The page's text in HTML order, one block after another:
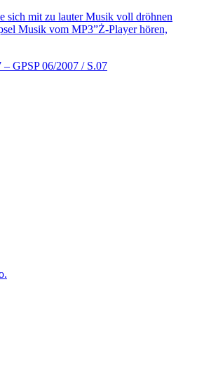
sich mit zu lauter Musik voll dröhnen
Musik vom MP3”Ż-Player hören,
– GPSP 06/2007 / S.07